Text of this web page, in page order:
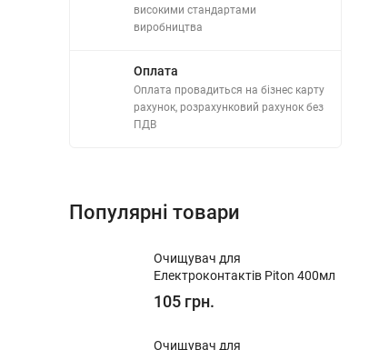
високими стандартами
виробництва
Оплата
Оплата провадиться на бізнес карту
рахунок, розрахунковий рахунок без
ПДВ
Популярні товари
Очищувач для
Електроконтактів Piton 400мл
105 грн.
Очищувач для